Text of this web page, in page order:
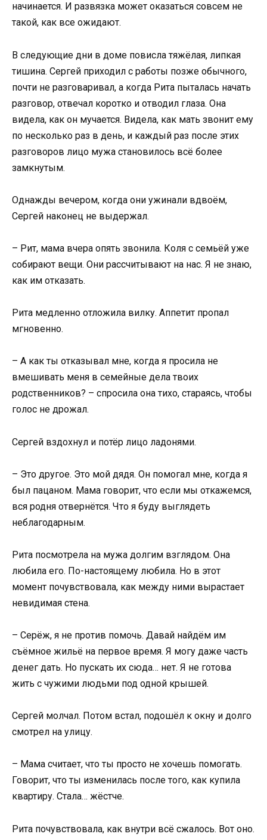
начинается. И развязка может оказаться совсем не
такой, как все ожидают.
В следующие дни в доме повисла тяжёлая, липкая
тишина. Сергей приходил с работы позже обычного,
почти не разговаривал, а когда Рита пыталась начать
разговор, отвечал коротко и отводил глаза. Она
видела, как он мучается. Видела, как мать звонит ему
по несколько раз в день, и каждый раз после этих
разговоров лицо мужа становилось всё более
замкнутым.
Однажды вечером, когда они ужинали вдвоём,
Сергей наконец не выдержал.
– Рит, мама вчера опять звонила. Коля с семьёй уже
собирают вещи. Они рассчитывают на нас. Я не знаю,
как им отказать.
Рита медленно отложила вилку. Аппетит пропал
мгновенно.
– А как ты отказывал мне, когда я просила не
вмешивать меня в семейные дела твоих
родственников? – спросила она тихо, стараясь, чтобы
голос не дрожал.
Сергей вздохнул и потёр лицо ладонями.
– Это другое. Это мой дядя. Он помогал мне, когда я
был пацаном. Мама говорит, что если мы откажемся,
вся родня отвернётся. Что я буду выглядеть
неблагодарным.
Рита посмотрела на мужа долгим взглядом. Она
любила его. По-настоящему любила. Но в этот
момент почувствовала, как между ними вырастает
невидимая стена.
– Серёж, я не против помочь. Давай найдём им
съёмное жильё на первое время. Я могу даже часть
денег дать. Но пускать их сюда… нет. Я не готова
жить с чужими людьми под одной крышей.
Сергей молчал. Потом встал, подошёл к окну и долго
смотрел на улицу.
– Мама считает, что ты просто не хочешь помогать.
Говорит, что ты изменилась после того, как купила
квартиру. Стала… жёстче.
Рита почувствовала, как внутри всё сжалось. Вот оно.